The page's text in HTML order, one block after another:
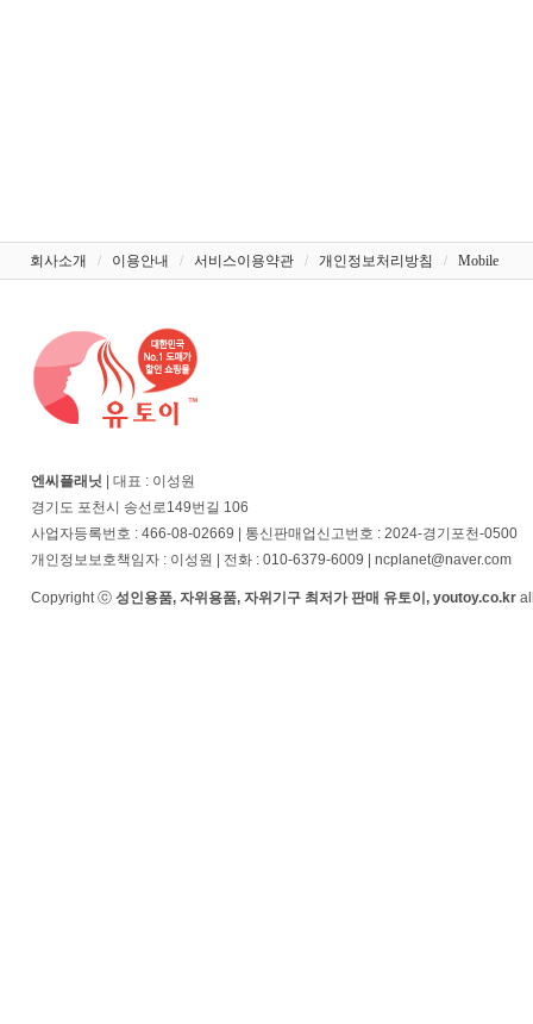
회사소개 / 이용안내 / 서비스이용약관 / 개인정보처리방침 / Mobile
엔씨플래닛 | 대표 : 이성원
경기도 포천시 송선로149번길 106
사업자등록번호 : 466-08-02669 | 통신판매업신고번호 : 2024-경기포천-0500
개인정보보호책임자 : 이성원 | 전화 : 010-6379-6009 | ncplanet@naver.com
Copyright ⓒ 성인용품, 자위용품, 자위기구 최저가 판매 유토이, youtoy.co.kr